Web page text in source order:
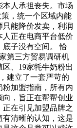
人承担丧失。市场
，统一个区域内能
能降价发卖，利润
正在电商平台低价
子没有空间。 恰
第三方贸易调研机
、19家牦牛奶粉出
建立了一套严苛的
粉加盟指南，所有内
，旨正在帮帮创业
在引见加盟品牌之
清晰的认知，这是